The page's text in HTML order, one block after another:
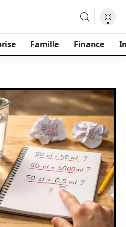
Famille Finance